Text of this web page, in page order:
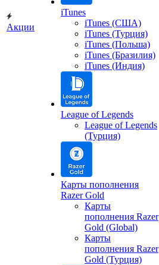
Акции
iTunes
iTunes (США)
iTunes (Турция)
iTunes (Польша)
iTunes (Бразилия)
iTunes (Индия)
League of Legends
League of Legends
(Турция)
Карты пополнения
Razer Gold
Карты
пополнения Razer
Gold (Global)
Карты
пополнения Razer
Gold (Турция)